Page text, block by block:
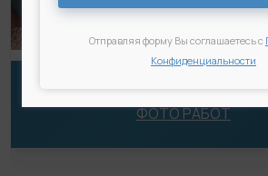
ФОТО РАБОТ
Отправляя форму Вы соглашаетесь с
Конфиденциальности